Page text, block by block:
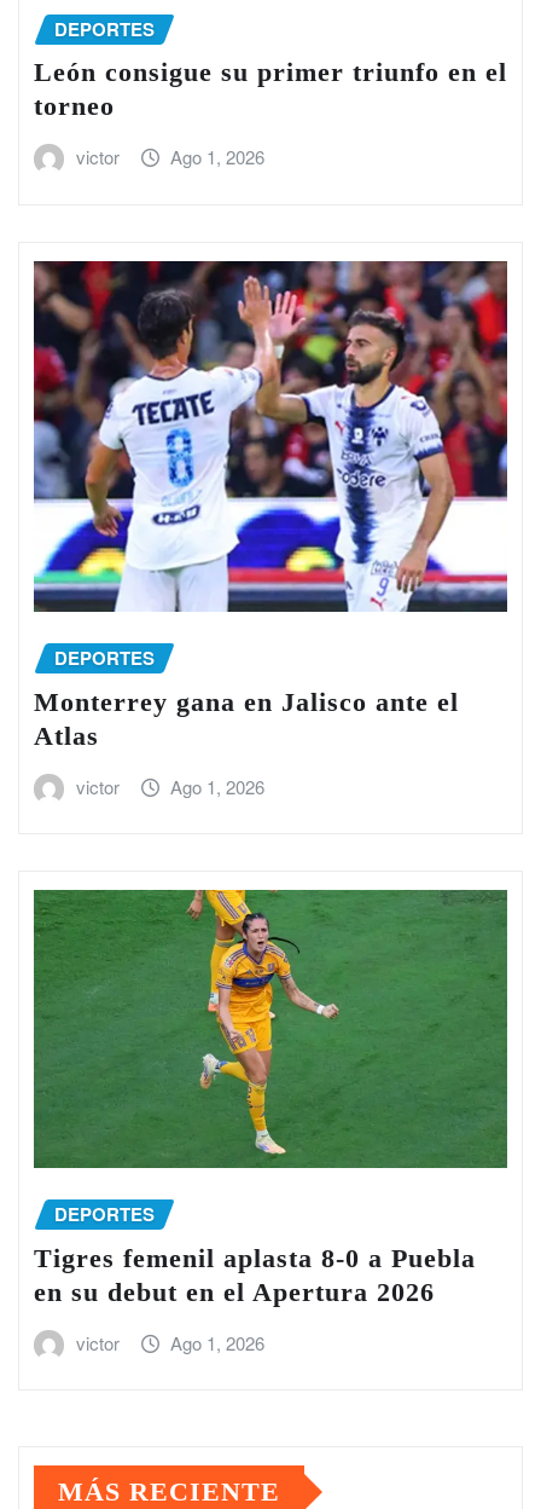
DEPORTES
León consigue su primer triunfo en el
torneo
victor Ago 1, 2026
DEPORTES
Monterrey gana en Jalisco ante el
Atlas
victor Ago 1, 2026
DEPORTES
Tigres femenil aplasta 8-0 a Puebla
en su debut en el Apertura 2026
victor Ago 1, 2026
MÁS RECIENTE